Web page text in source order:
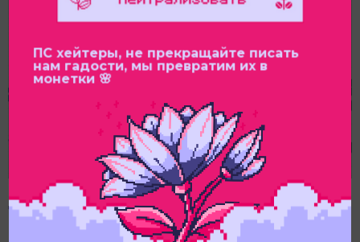
18.
ПС хейтеры, не прекращайте писать
нам гадости, мы превратим их в
монетки 🌸